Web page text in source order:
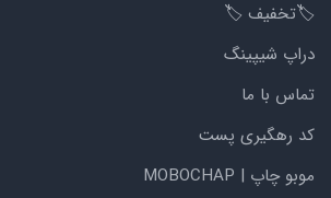
🏷️تخفیف 🏷️
دراپ شیپینگ
تماس با ما
کد رهگیری پست
موبو چاپ | MOBOCHAP